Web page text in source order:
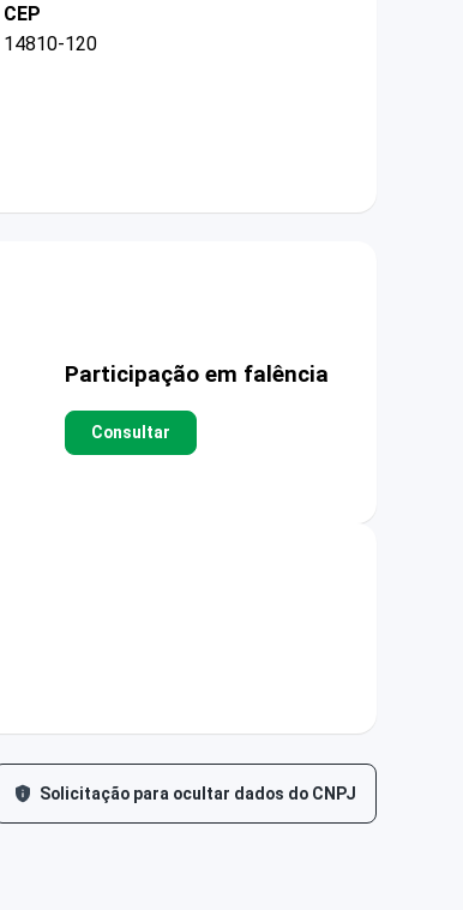
CEP
14810-120
Participação em falência
Consultar
Solicitação para ocultar dados do CNPJ